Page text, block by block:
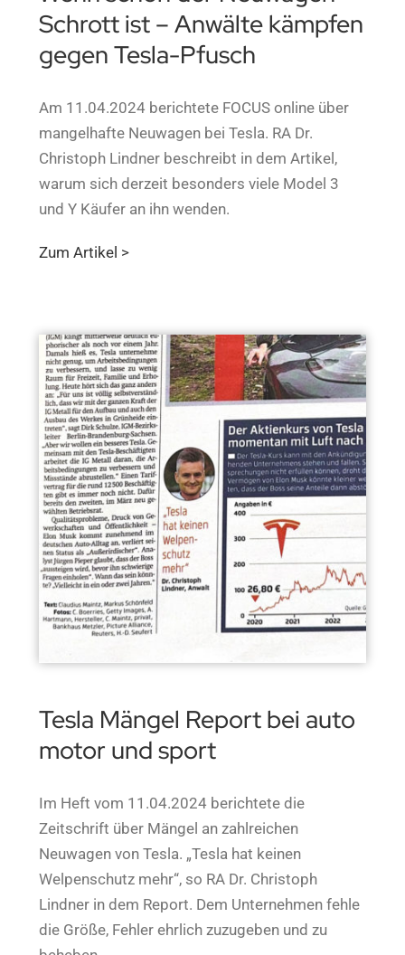
Schrott ist – Anwälte kämpfen
gegen Tesla-Pfusch
Am 11.04.2024 berichtete FOCUS online über
mangelhafte Neuwagen bei Tesla. RA Dr.
Christoph Lindner beschreibt in dem Artikel,
warum sich derzeit besonders viele Model 3
und Y Käufer an ihn wenden.
Zum Artikel >
Tesla Mängel Report bei auto
motor und sport
Im Heft vom 11.04.2024 berichtete die
Zeitschrift über Mängel an zahlreichen
Neuwagen von Tesla. „Tesla hat keinen
Welpenschutz mehr“, so RA Dr. Christoph
Lindner in dem Report. Dem Unternehmen fehle
die Größe, Fehler ehrlich zuzugeben und zu